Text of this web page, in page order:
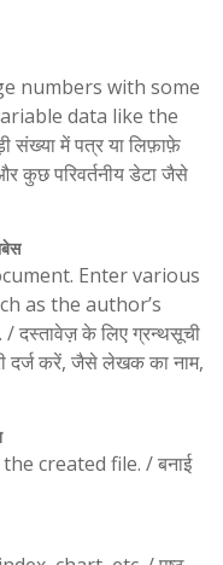
numbers with some
data like the
में पत्र या लिफ़ाफ़े
कुछ परिवर्तनीय डेटा जैसे
Enter various
as the author’s
के लिए ग्रन्थसूची
दर्ज करें, जैसे लेखक का नाम,
created file. / बनाई